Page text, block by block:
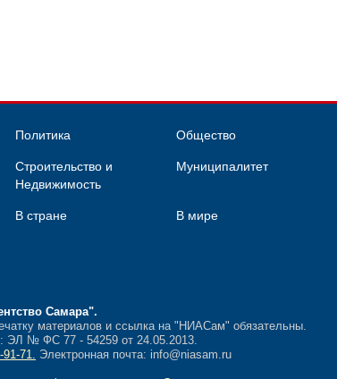
Политика Общество
Строительство и
Недвижимость
Муниципалитет
В стране В мире
Самара".
материалов и ссылка на "НИАСам" обязательны.
ЭЛ № ФС 77 - 54259 от 24.05.2013.
91-71. Электронная почта: info@niasam.ru